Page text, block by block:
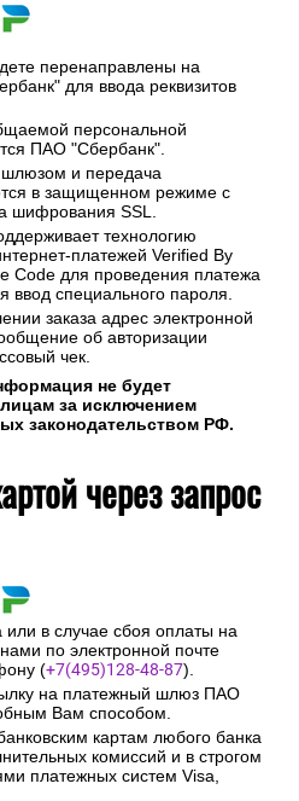
перенаправлены на
для ввода реквизитов
персональной
ПАО "Сбербанк".
и передача
в защищенном режиме с
шифрования SSL.
технологию
платежей Verified By
Code для проведения платежа
ввод специального пароля.
заказа адрес электронной
об авторизации
чек.
не будет
за исключением
законодательством РФ.
через запрос
в случае сбоя оплаты на
по электронной почте
(+7(495)128-48-87).
на платежный шлюз ПАО
Вам способом.
картам любого банка
комиссий и в строгом
платежных систем Visa,